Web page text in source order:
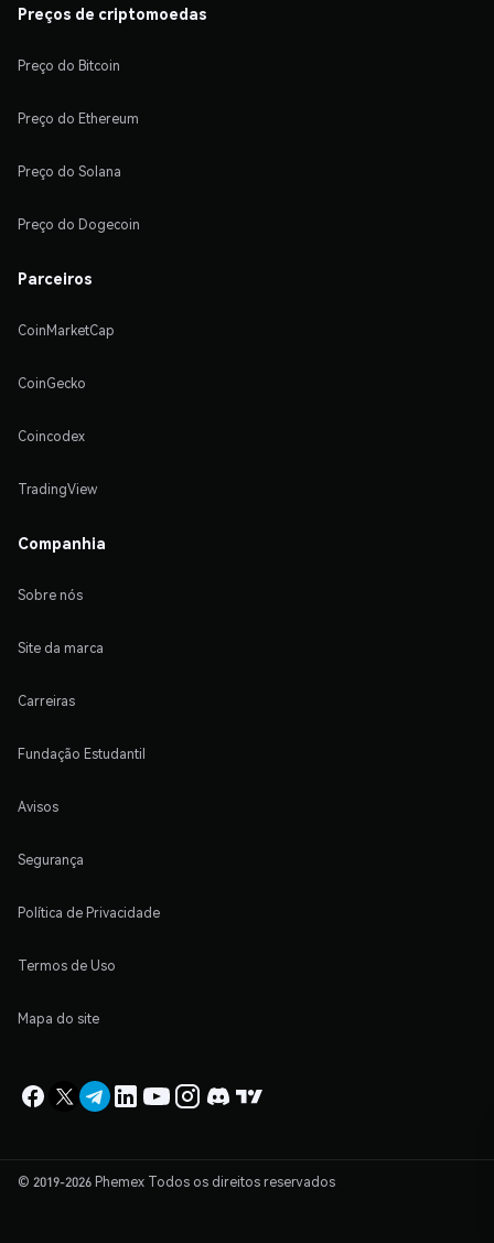
Preços de criptomoedas
Preço do Bitcoin
Preço do Ethereum
Preço do Solana
Preço do Dogecoin
Parceiros
CoinMarketCap
CoinGecko
Coincodex
TradingView
Companhia
Sobre nós
Site da marca
Carreiras
Fundação Estudantil
Avisos
Segurança
Política de Privacidade
Termos de Uso
Mapa do site
© 2019-2026 Phemex Todos os direitos reservados